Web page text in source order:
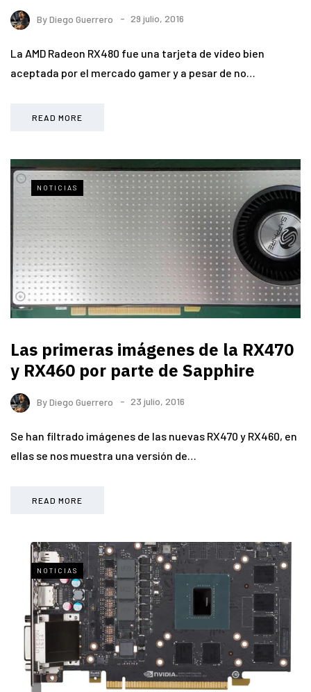
ByDiego Guerrero 29 julio, 2016
La AMD Radeon RX480 fue una tarjeta de vídeo bien
aceptada por el mercado gamer y a pesar de no…
READ MORE
NOTICIAS
Las primeras imágenes de la RX470
y RX460 por parte de Sapphire
ByDiego Guerrero 23 julio, 2016
Se han filtrado imágenes de las nuevas RX470 y RX460, en
ellas se nos muestra una versión de…
READ MORE
NOTICIAS